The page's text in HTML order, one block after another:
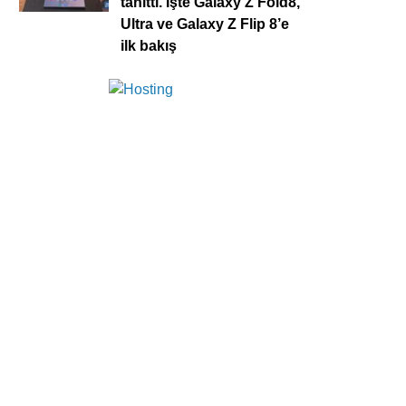
Ultra ve Galaxy Z Flip 8’e
ilk bakış